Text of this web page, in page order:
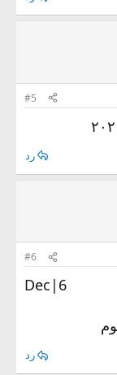
#5
رد
#6
Dec|6
رد